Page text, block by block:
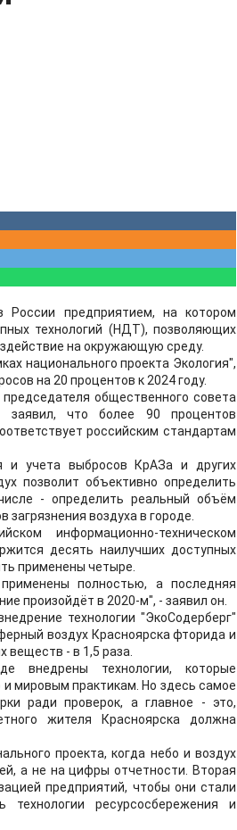
предприятием, на котором
технологий (НДТ), позволяющих
на окружающую среду.
национального проекта Экология",
на 20 процентов к 2024 году.
общественного совета
заявил, что более 90 процентов
российским стандартам
и учета выбросов КрАЗа и других
позволит объективно определить
- определить реальный объём
воздуха в городе.
информационно-техническом
десять наилучших доступных
применены четыре.
полностью, а последняя
произойдёт в 2020-м", - заявил он.
технологии "ЭкоСодерберг"
воздух Красноярска фторида и
веществ - в 1,5 раза.
внедрены технологии, которые
мировым практикам. Но здесь самое
ради проверок, а главное - это,
жителя Красноярска должна
проекта, когда небо и воздух
а не на цифры отчетности. Вторая
предприятий, чтобы они стали
технологии ресурсосбережения и